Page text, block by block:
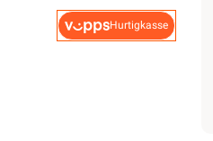
800W
Hurtigkasse